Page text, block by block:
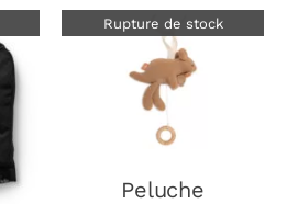
Rupture de stock
DÉTAILS
Peluche